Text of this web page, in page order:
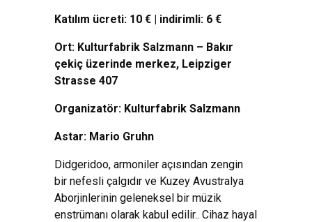
Katılım ücreti: 10 € | indirimli: 6 €
Ort: Kulturfabrik Salzmann – Bakır
çekiç üzerinde merkez, Leipziger
Strasse 407
Organizatör: Kulturfabrik Salzmann
Astar: Mario Gruhn
Didgeridoo, armoniler açısından zengin
bir nefesli çalgıdır ve Kuzey Avustralya
Aborjinlerinin geleneksel bir müzik
enstrümanı olarak kabul edilir.. Cihaz hayal